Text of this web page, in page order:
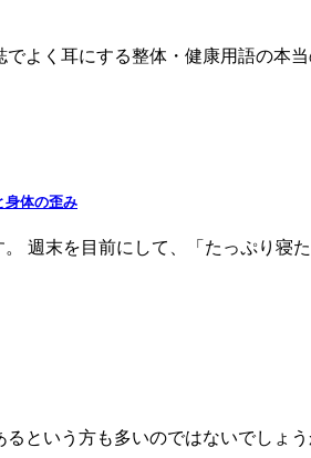
よく耳にする整体・健康用語の本
身体の歪み
週末を目前にして、「たっぷり
という方も多いのではないでしょ